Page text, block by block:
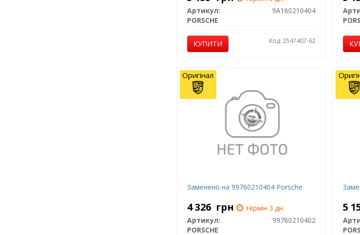
Артикул:
9A160210404
PORSCHE
КУПИТИ Код: 2547407-62
Заменено на 99760210404 Porsche
4 326 грн
термін 3 дн.
Артикул:
99760210402
PORSCHE
Оригінал
5